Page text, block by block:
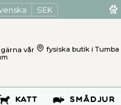
SEK
vår fysiska butik i Tumba
KATT SMÅDJUR